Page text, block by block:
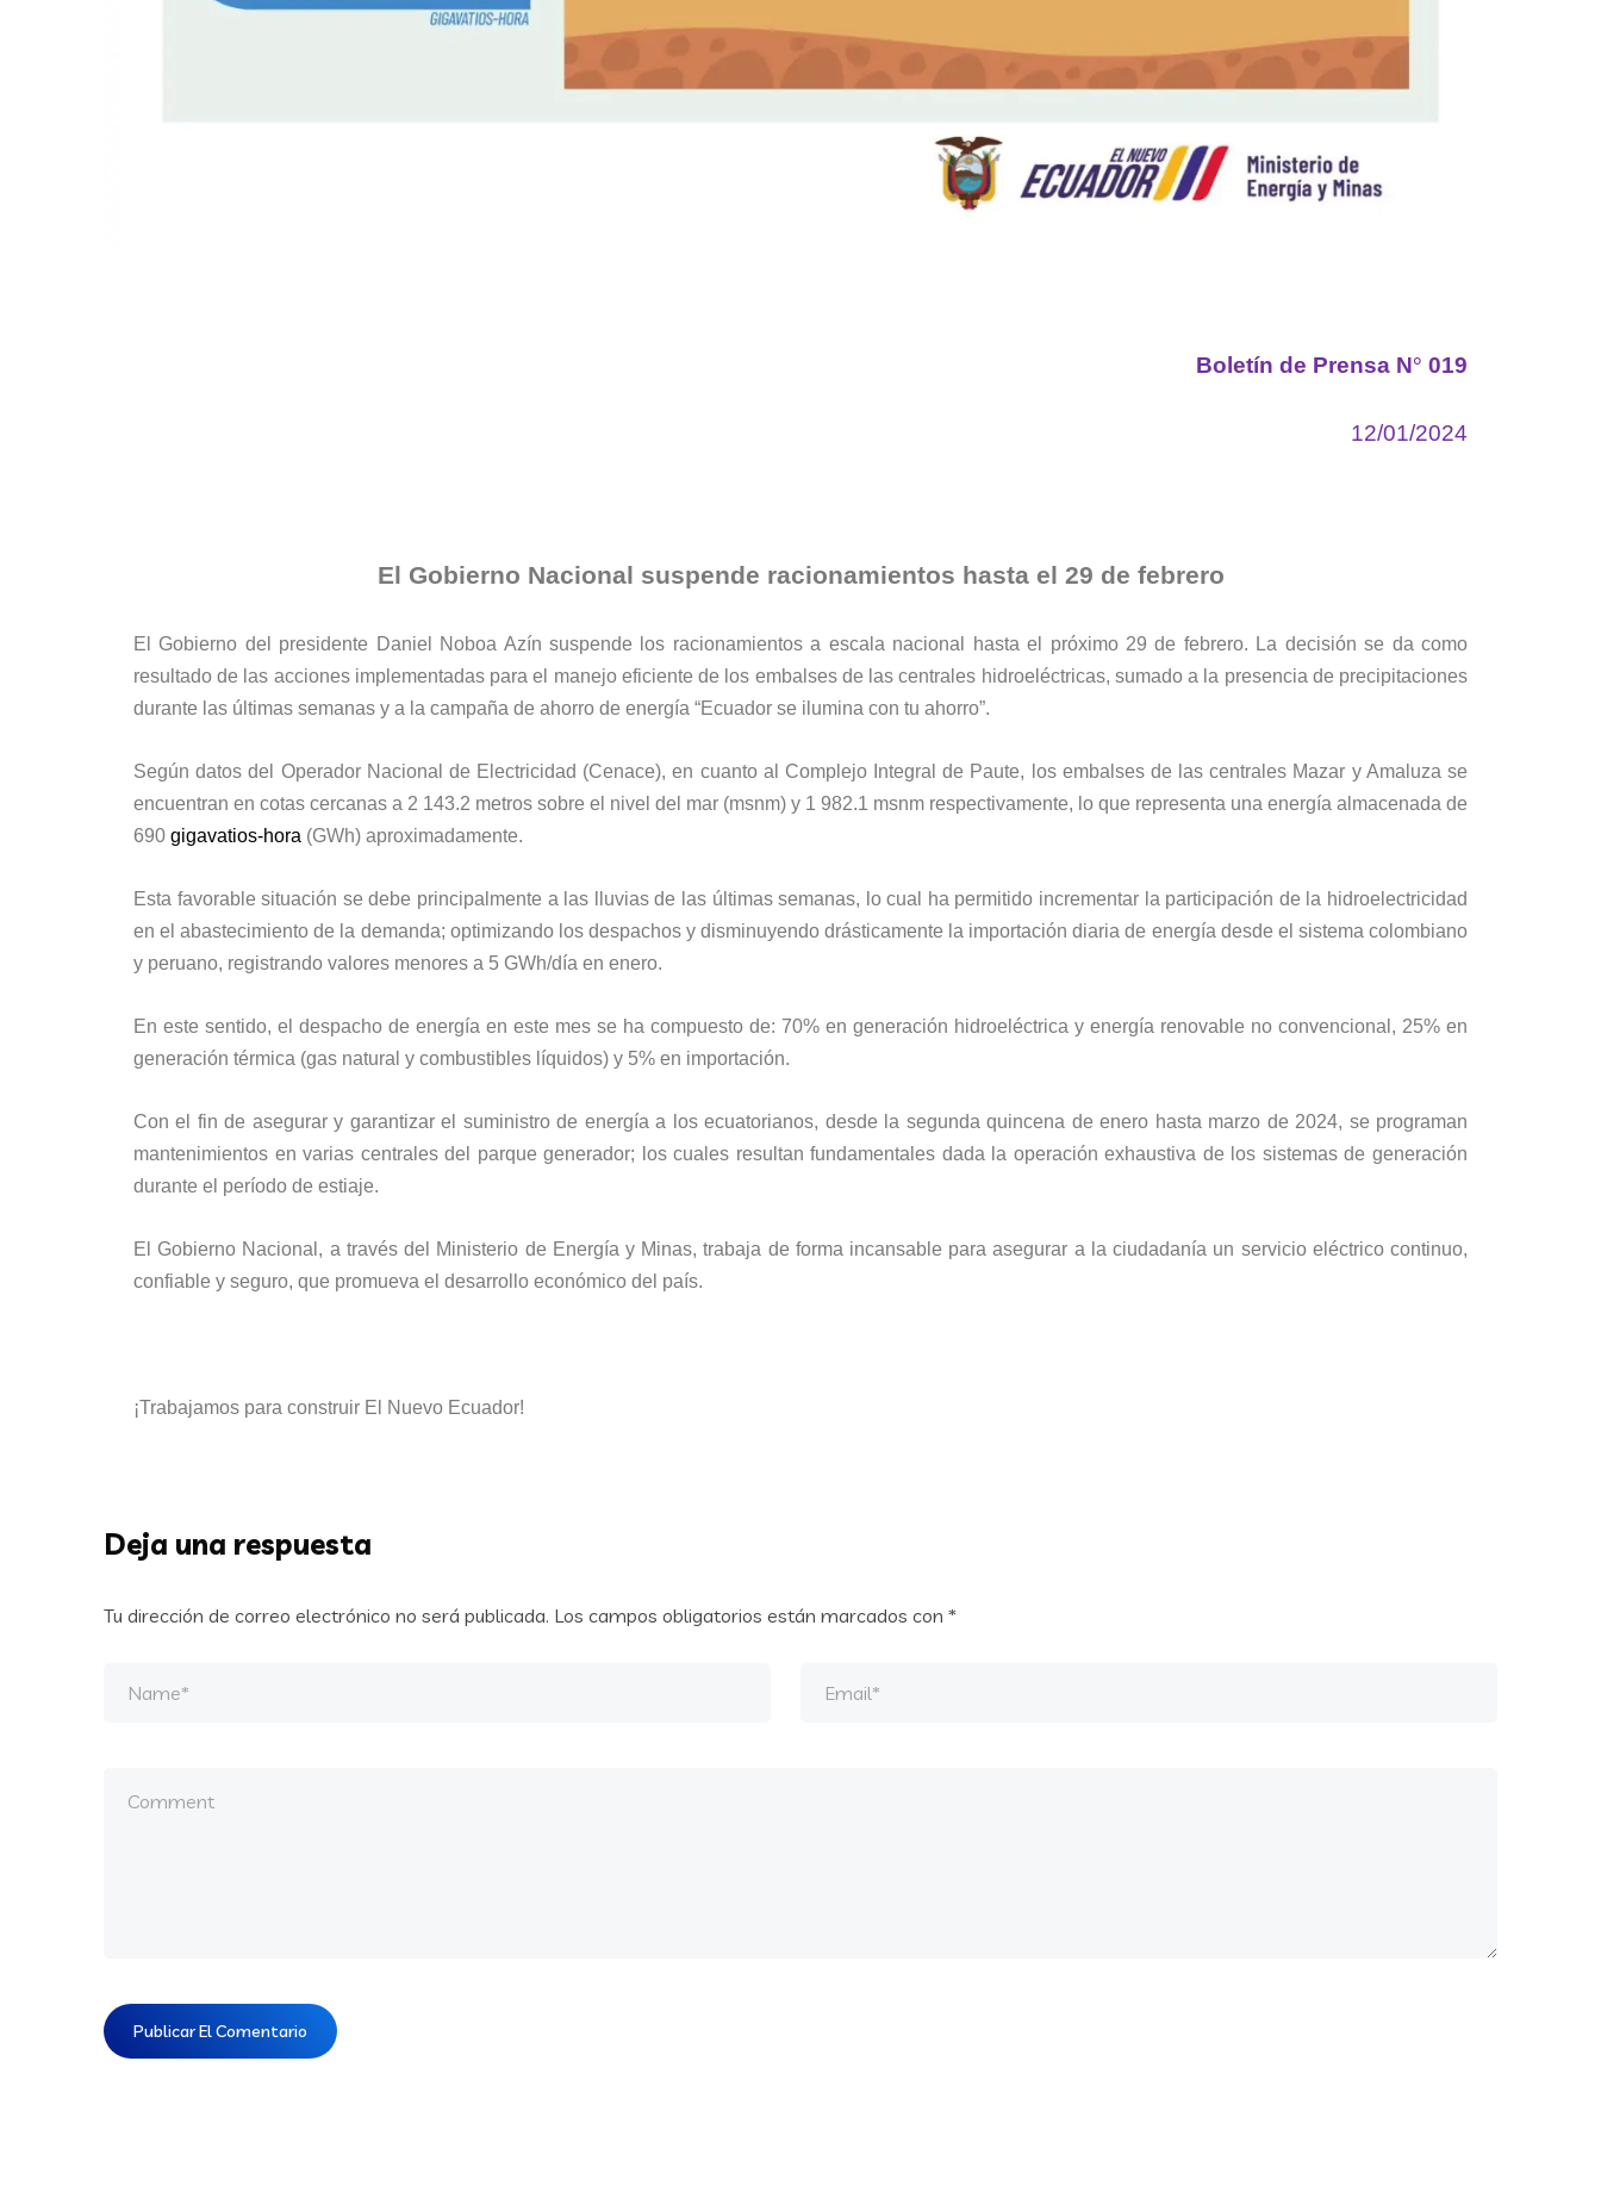
Boletín de Prensa N° 019
12/01/2024
El Gobierno Nacional suspende racionamientos hasta el 29 de febrero
El Gobierno del presidente Daniel Noboa Azín suspende los racionamientos a escala nacional hasta el próximo 29 de febrero. La decisión se da como
resultado de las acciones implementadas para el manejo eficiente de los embalses de las centrales hidroeléctricas, sumado a la presencia de precipitaciones
durante las últimas semanas y a la campaña de ahorro de energía “Ecuador se ilumina con tu ahorro”.
Según datos del Operador Nacional de Electricidad (Cenace), en cuanto al Complejo Integral de Paute, los embalses de las centrales Mazar y Amaluza se
encuentran en cotas cercanas a 2 143.2 metros sobre el nivel del mar (msnm) y 1 982.1 msnm respectivamente, lo que representa una energía almacenada de
690 gigavatios-hora (GWh) aproximadamente.
Esta favorable situación se debe principalmente a las lluvias de las últimas semanas, lo cual ha permitido incrementar la participación de la hidroelectricidad
en el abastecimiento de la demanda; optimizando los despachos y disminuyendo drásticamente la importación diaria de energía desde el sistema colombiano
y peruano, registrando valores menores a 5 GWh/día en enero.
En este sentido, el despacho de energía en este mes se ha compuesto de: 70% en generación hidroeléctrica y energía renovable no convencional, 25% en
generación térmica (gas natural y combustibles líquidos) y 5% en importación.
Con el fin de asegurar y garantizar el suministro de energía a los ecuatorianos, desde la segunda quincena de enero hasta marzo de 2024, se programan
mantenimientos en varias centrales del parque generador; los cuales resultan fundamentales dada la operación exhaustiva de los sistemas de generación
durante el período de estiaje.
El Gobierno Nacional, a través del Ministerio de Energía y Minas, trabaja de forma incansable para asegurar a la ciudadanía un servicio eléctrico continuo,
confiable y seguro, que promueva el desarrollo económico del país.
¡Trabajamos para construir El Nuevo Ecuador!
Deja una respuesta
Tu dirección de correo electrónico no será publicada. Los campos obligatorios están marcados con *